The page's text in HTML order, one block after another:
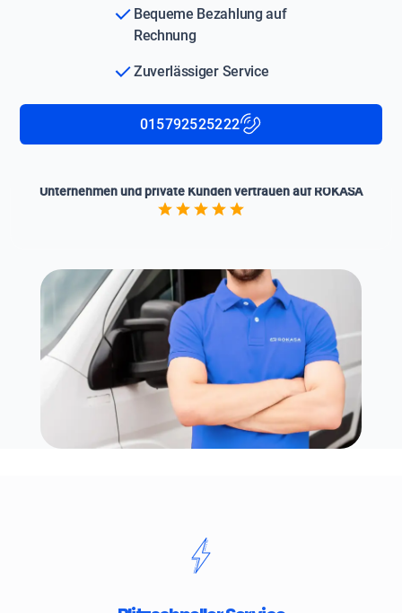
Bequeme Bezahlung auf
Rechnung
Zuverlässiger Service
015792525222
Unternehmen und private Kunden vertrauen auf ROKASA